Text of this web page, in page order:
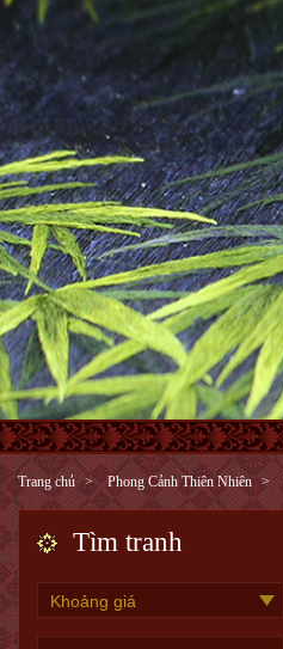
Trang chủ Phong Cảnh Thiên Nhiên
Tìm tranh